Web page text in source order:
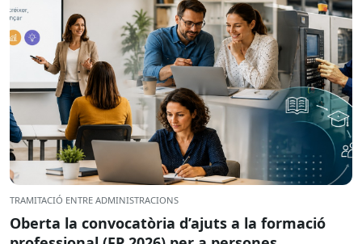
TRAMITACIÓ ENTRE ADMINISTRACIONS
Oberta la convocatòria d’ajuts a la formació